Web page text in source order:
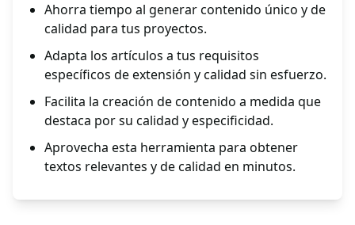
Ahorra tiempo al generar contenido único y de
calidad para tus proyectos.
Adapta los artículos a tus requisitos
específicos de extensión y calidad sin esfuerzo.
Facilita la creación de contenido a medida que
destaca por su calidad y especificidad.
Aprovecha esta herramienta para obtener
textos relevantes y de calidad en minutos.